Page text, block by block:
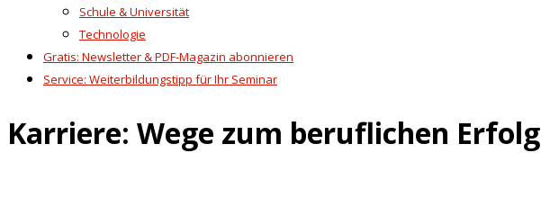
Schule & Universität
Technologie
Gratis: Newsletter & PDF-Magazin abonnieren
Service: Weiterbildungstipp für Ihr Seminar
Karriere: Wege zum beruflichen Erfolg